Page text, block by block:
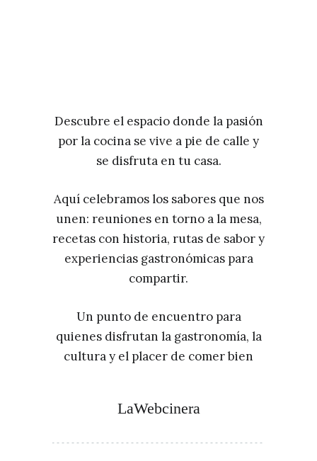
Descubre el espacio donde la pasión
por la cocina se vive a pie de calle y
se disfruta en tu casa.
Aquí celebramos los sabores que nos
unen: reuniones en torno a la mesa,
recetas con historia, rutas de sabor y
experiencias gastronómicas para
compartir.
Un punto de encuentro para
quienes disfrutan la gastronomía, la
cultura y el placer de comer bien
LaWebcinera